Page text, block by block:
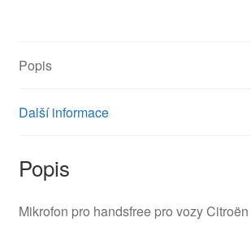
Popis
Další informace
Popis
Mikrofon pro handsfree pro vozy